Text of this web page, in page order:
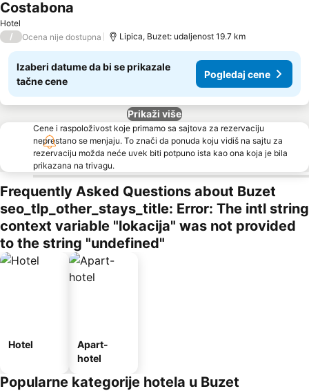
Hotel
Costabona
/ Ocena nije dostupna Lipica, Buzet: udaljenost 19.7 km
Izaberi datume da bi se prikazale
tačne cene
Pogledaj cene
Prikaži više
Cene i raspoloživost koje primamo sa sajtova za rezervaciju
neprestano se menjaju. To znači da ponuda koju vidiš na sajtu za
rezervaciju možda neće uvek biti potpuno ista kao ona koja je bila
prikazana na trivagu.
Frequently Asked Questions about Buzet
seo_tlp_other_stays_title: Error: The intl string
context variable "lokacija" was not provided
to the string "undefined"
Hotel
Apart-
hotel
Popularne kategorije hotela u Buzet